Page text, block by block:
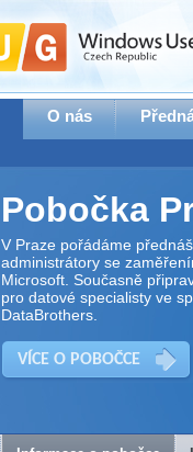
O nás
Pobočka
V Praze pořádáme
administrátory se
Microsoft. Současně
pro datové specialisty ve
DataBrothers.
VÍCE O POBOČCE